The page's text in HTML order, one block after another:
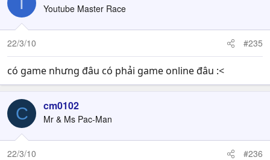
Youtube Master Race
22/3/10 #235
có game nhưng đâu có phải game online đâu :<
C cm0102
Mr & Ms Pac-Man
22/3/10 #236